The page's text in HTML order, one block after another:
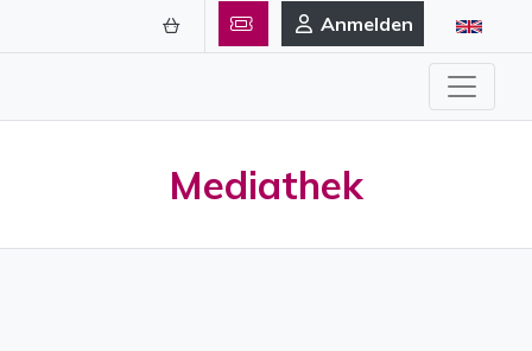
Anmelden
Mediathek